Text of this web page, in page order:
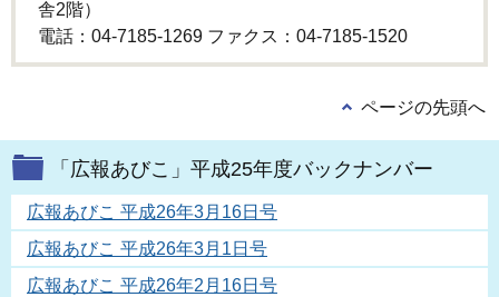
舎2階）
電話：04-7185-1269 ファクス：04-7185-1520
ページの先頭へ
「広報あびこ」平成25年度バックナンバー
広報あびこ 平成26年3月16日号
広報あびこ 平成26年3月1日号
広報あびこ 平成26年2月16日号